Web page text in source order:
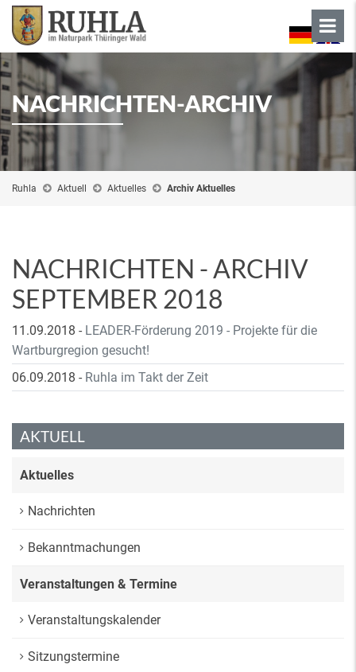
NACHRICHTEN-ARCHIV
Ruhla Aktuell Aktuelles Archiv Aktuelles
NACHRICHTEN - ARCHIV
SEPTEMBER 2018
11.09.2018 - LEADER-Förderung 2019 - Projekte für die
Wartburgregion gesucht!
06.09.2018 - Ruhla im Takt der Zeit
AKTUELL
Aktuelles
Nachrichten
Bekanntmachungen
Veranstaltungen & Termine
Veranstaltungskalender
Sitzungstermine